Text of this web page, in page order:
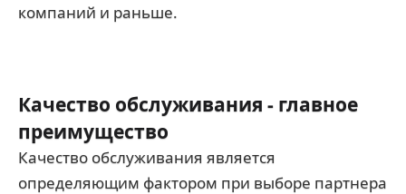
компаний и раньше.
Качество обслуживания - главное
преимущество
Качество обслуживания является
определяющим фактором при выборе партнера